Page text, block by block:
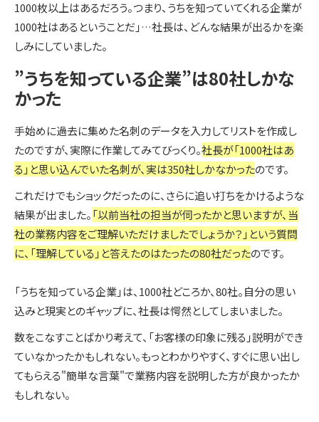
1000枚以上はあるだろう。つまり、うちを知っていてくれる企業が
1000社はあるということだ」…社長は、どんな結果が出るかを楽
しみにしていました。
”うちを知っている企業”は80社しかな
かった
手始めに過去に集めた名刺のデータを入力してリストを作成し
たのですが、実際に作業してみてびっくり。社長が「1000社はあ
る」と思い込んでいた名刺が、実は350社しかなかったのです。
これだけでもショックだったのに、さらに追い打ちをかけるような
結果が出ました。 「以前当社の担当が伺ったかと思いますが、当
社の業務内容をご理解いただけましたでしょうか？」という質問
に、「理解している」と答えたのはたったの80社だったのです。
「うちを知っている企業」は、1000社どころか、80社。自分の思い
込みと現実とのギャップに、社長は愕然としてしまいました。
数をこなすことばかり考えて、「お客様の印象に残る」説明ができ
ていなかったかもしれない。もっとわかりやすく、すぐに思い出し
てもらえる"簡単な言葉"で業務内容を説明した方が良かったか
もしれない。